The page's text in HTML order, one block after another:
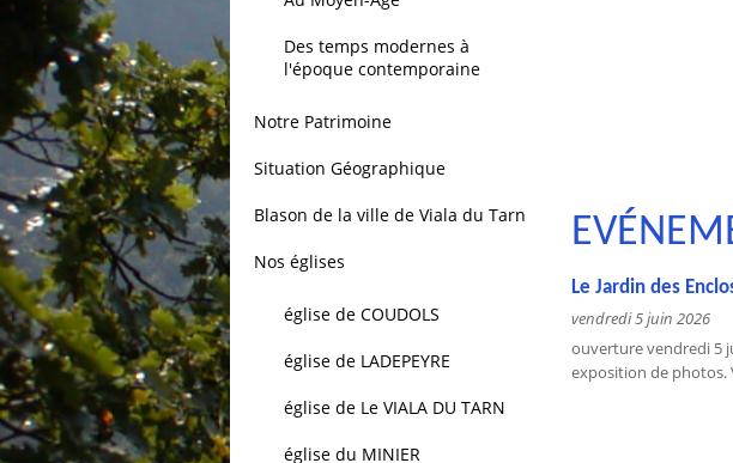
Des temps modernes à
l'époque contemporaine
Notre Patrimoine
Situation Géographique
Blason de la ville de Viala du Tarn
Nos églises
église de COUDOLS
église de LADEPEYRE
église de Le VIALA DU TARN
église du MINIER
Le Jardin des
vendredi 5 juin 2026
ouverture vendredi 5
exposition de photos.